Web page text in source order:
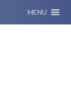
MENU